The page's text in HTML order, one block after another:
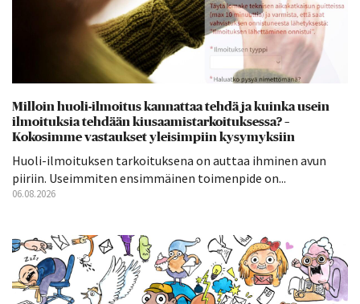
Milloin huoli-ilmoitus kannattaa tehdä ja kuinka usein
ilmoituksia tehdään kiusaamistarkoituksessa? –
Kokosimme vastaukset yleisimpiin kysymyksiin
Huoli-ilmoituksen tarkoituksena on auttaa ihminen avun
piiriin. Useimmiten ensimmäinen toimenpide on...
06.08.2026